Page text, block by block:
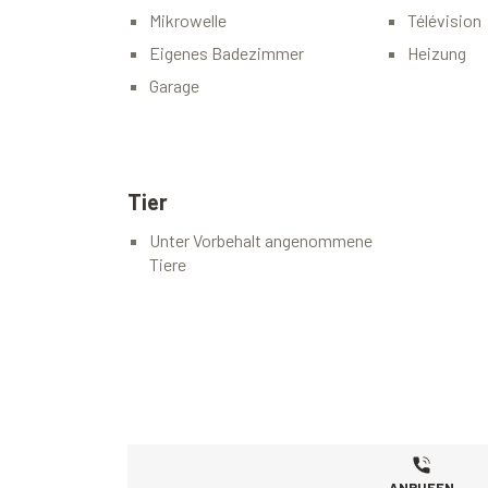
Mikrowelle Télévision
Eigenes Badezimmer
Heizung
Garage
Tier
Unter Vorbehalt angenommene
Tiere